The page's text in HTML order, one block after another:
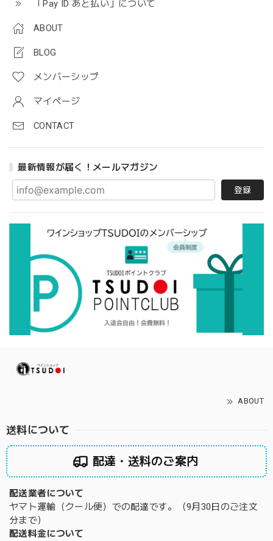
「Pay ID あと払い」について
ABOUT
BLOG
メンバーシップ
マイページ
CONTACT
最新情報が届く！メールマガジン
登録
ABOUT
送料について
配達・送料のご案内
配送業者について
ヤマト運輸（クール便）での配達です。（9月30日のご注文
分まで）
配送料金について